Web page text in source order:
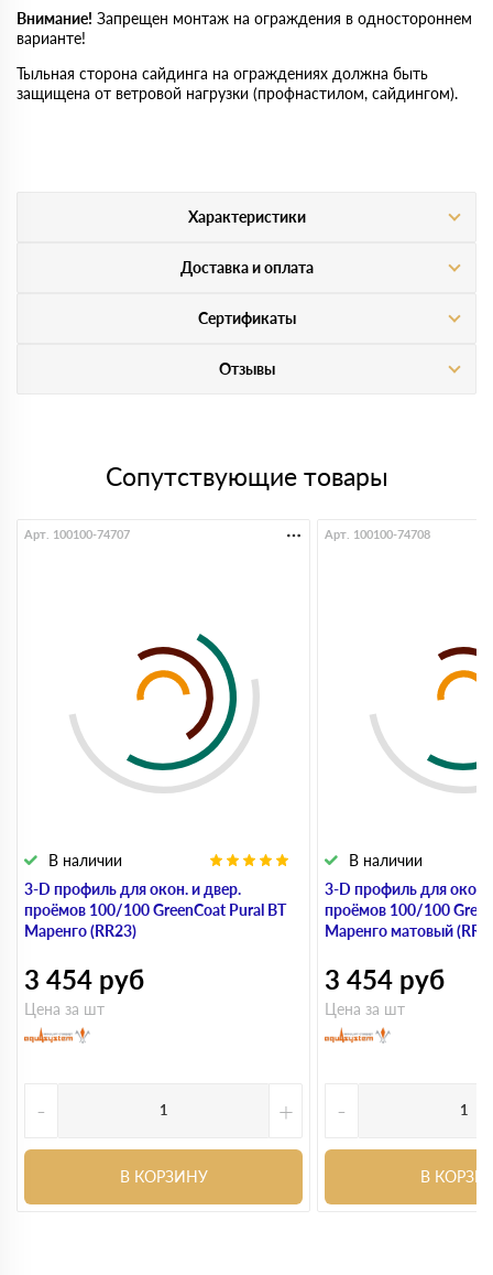
Внимание! Запрещен монтаж на ограждения в одностороннем
варианте!
Тыльная сторона сайдинга на ограждениях должна быть
защищена от ветровой нагрузки (профнастилом, сайдингом).
Характеристики
Доставка и оплата
Сертификаты
Отзывы
Сопутствующие товары
3-D профиль для окон. и двер.
проёмов 100/100 GreenCoat Pural BT
Маренго (RR23)
В наличии
Арт. 100100-74707
3 454 руб
Цена за шт
- +
В КОРЗИНУ
3-D профиль для окон.
проёмов 100/100
Маренго матовый
В наличии
Арт. 100100-74708
3 454 руб
Цена за шт
-
В